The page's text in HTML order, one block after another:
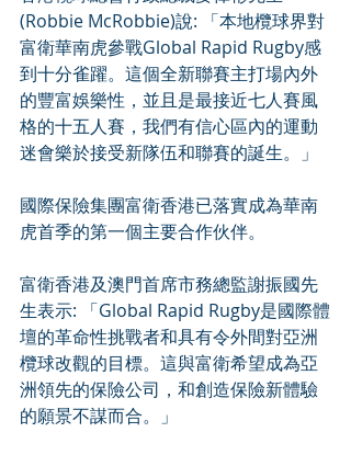
(Robbie McRobbie)說: 「本地欖球界對
富衛華南虎參戰Global Rapid Rugby感
到十分雀躍。這個全新聯賽主打場內外
的豐富娛樂性，並且是最接近七人賽風
格的十五人賽，我們有信心區內的運動
迷會樂於接受新隊伍和聯賽的誕生。」
國際保險集團富衛香港已落實成為華南
虎首季的第一個主要合作伙伴。
富衛香港及澳門首席市務總監謝振國先
生表示: 「Global Rapid Rugby是國際體
壇的革命性挑戰者和具有令外間對亞洲
欖球改觀的目標。這與富衛希望成為亞
洲領先的保險公司，和創造保險新體驗
的願景不謀而合。」